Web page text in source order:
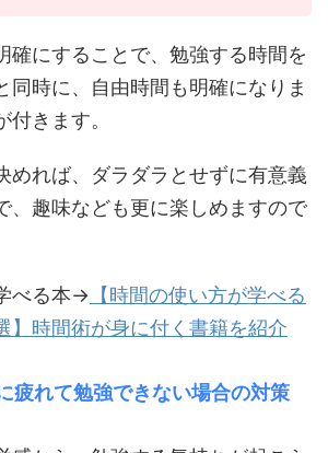
確にすることで、勉強する時間を
同時に、自由時間も明確になりま
きます。
めれば、ダラダラとせずに有意義
、趣味なども更に楽しめますので
べる本→ 【時間の使い方が学べる
】時間術が身に付く書籍を紹介
疲れて勉強できない場合の対策